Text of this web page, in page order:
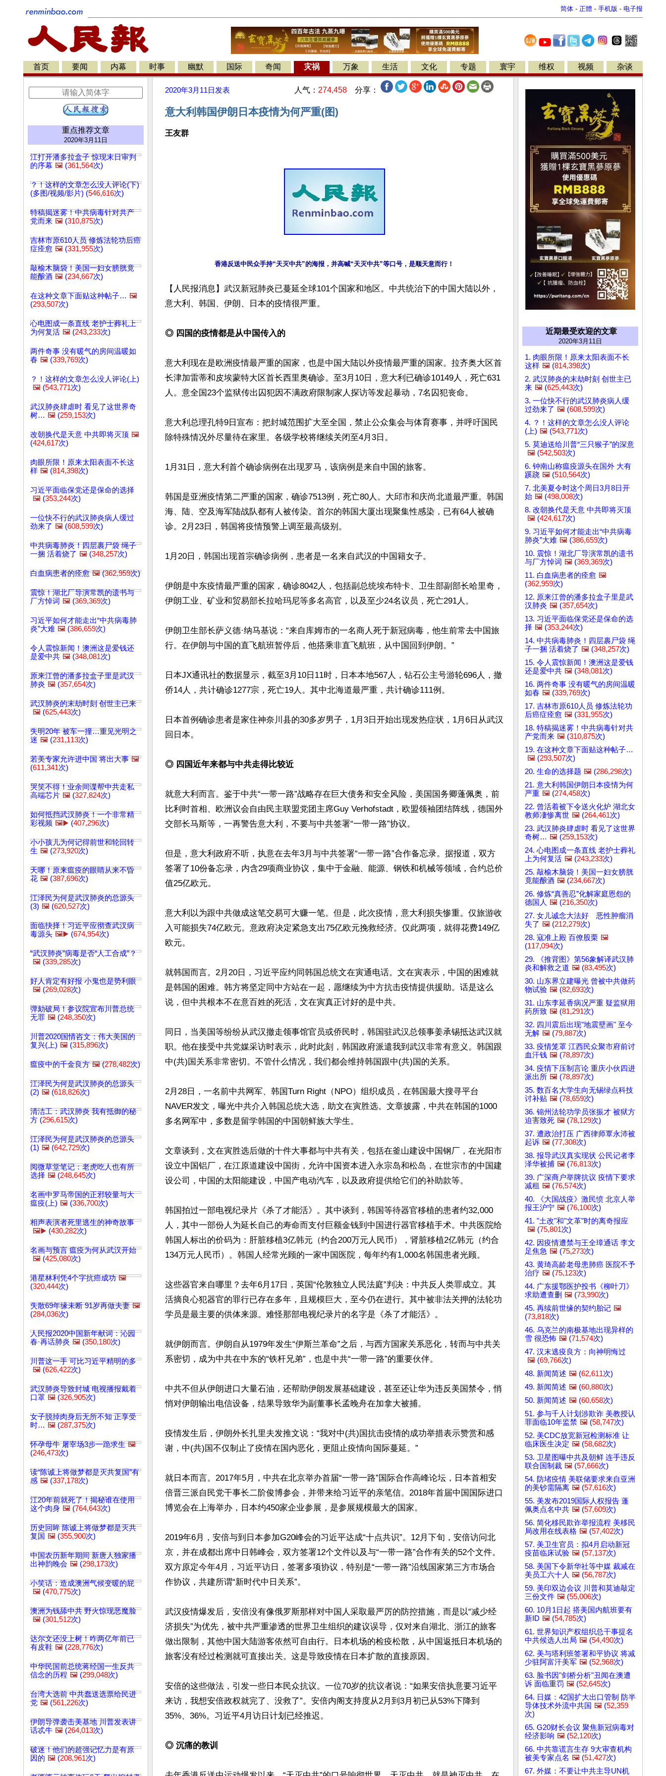
简体 - 正體 - 手机版 - 电子报
首页 要闻 内幕 时事 幽默 国际 奇闻 灾祸 万象 生活 文化 专题 寰宇 维权 视频 杂谈
重点推荐文章
2020年3月11日
江打开潘多拉盒子 惊现末日审判
的序幕 🖼️ (361,564次)
？！这样的文章怎么没人评论(下)
(多图/视频/影片) (546,616次)
特稿揭迷雾！中共病毒针对共产
党而来 🖼️ (310,875次)
吉林市原610人员 修炼法轮功后癌
症痊愈 🖼️ (331,955次)
敲榆木脑袋！美国一妇女膀胱竟
能酿酒 🖼️ (234,667次)
在这种文章下面贴这种帖子… 🖼️
(293,507次)
心电图成一条直线 老护士葬礼上
为何复活 🖼️ (243,233次)
两件奇事 没有暖气的房间温暖如
春 🖼️ (339,769次)
？！这样的文章怎么没人评论(上)
🖼️ (543,771次)
武汉肺炎肆虐时 看见了这世界奇
树… 🖼️ (259,153次)
改朝换代是天意 中共即将灭顶 🖼️
(424,617次)
肉眼所限！原来太阳表面不长这
样 🖼️ (814,398次)
习近平面临保党还是保命的选择
🖼️ (353,244次)
一位快不行的武汉肺炎病人缓过
劲来了 🖼️ (608,599次)
中共病毒肺炎！四层裹尸袋 绳子
一捆 活着烧了 🖼️ (348,257次)
白血病患者的痊愈 🖼️(362,959次)
震惊！湖北厂导演常凯的遗书与
厂方悼词 🖼️ (369,369次)
习近平如何才能走出“中共病毒肺
炎”大难 🖼️ (386,659次)
令人震惊新闻！澳洲这是爱钱还
是爱中共 🖼️ (348,081次)
原来江曾的潘多拉盒子里是武汉
肺炎 🖼️ (357,654次)
武汉肺炎的末劫时刻 创世主已来
🖼️ (625,443次)
失明20年 被车一撞…重见光明之
迷 🖼️ (231,113次)
若美专家允许进中国 将出大事 🖼️
(611,341次)
哭笑不得！业余间谍帮中共走私
高端芯片 🖼️ (327,824次)
如何抵挡武汉肺炎！一个非常精
彩视频 🖼️▶️ (407,296次)
小小孩儿为何记得前世和轮回转
生 🖼️ (273,920次)
天哪！原来瘟疫的眼睛从来不昏
花 🖼️ (387,696次)
江泽民为何是武汉肺炎的总源头
(3) 🖼️ (620,527次)
面临抉择！习近平应彻查武汉病
毒源头 🖼️▶️ (674,954次)
“武汉肺炎”病毒是否“人工合成”？
🖼️ (339,285次)
好人肯定有好报 小鬼也是势利眼
🖼️ (269,028次)
弹劾破局！参议院宣布川普总统
无罪 🖼️ (248,350次)
川普2020国情咨文：伟大美国的
复兴(上) 🖼️ (315,896次)
瘟疫中的千金良方 🖼️(278,482次)
江泽民为何是武汉肺炎的总源头
(2) 🖼️ (618,826次)
清洁工：武汉肺炎 我有抵御的秘
方 (296,615次)
江泽民为何是武汉肺炎的总源头
(1) 🖼️ (642,729次)
阅微草堂笔记：老虎吃人也有所
选择 🖼️ (248,645次)
名画中罗马帝国的正邪较量与大
瘟疫(上) 🖼️ (336,700次)
相声表演者死里逃生的神奇故事
🖼️▶️ (430,282次)
名画与预言 瘟疫为何从武汉开始
🖼️ (425,080次)
港星林利凭4个字抗癌成功 🖼️
(320,444次)
失散69年缘未断 91岁再做夫妻 🖼️
(284,036次)
人民报2020中国新年献词：沁园
春·再话肺炎 🖼️ (350,180次)
川普这一手 可比习近平精明的多
🖼️ (626,422次)
武汉肺炎导致封城 电视播报戴着
口罩 🖼️ (326,905次)
女子脱掉肉身后无所不知 正享受
时… 🖼️ (287,375次)
怀孕母牛 屠宰场3步一跪求生 🖼️
(246,473次)
读“陈诚上将做梦都是灭共复国”有
感 🖼️ (337,178次)
江20年前就死了！揭秘谁在使用
这个肉身 🖼️ (764,643次)
历史回眸 陈诚上将做梦都是灭共
复国 🖼️ (355,900次)
中国农历新年期间 新唐人独家播
出神韵晚会 🖼️ (298,173次)
小笑话：造成澳洲气候变暖的屁
🖼️ (470,775次)
澳洲为钱舔中共 野火惊现恶魔脸
🖼️ (301,512次)
达尔文还没上树！咋两亿年前已
有皮鞋 🖼️ (228,776次)
中华民国前总统蒋经国一生反共
信念的历程 🖼️ (299,048次)
台湾大选前 中共蠢送选票给民进
党 🖼️ (561,226次)
伊朗导弹袭击美基地 川普发表讲
话忒牛 🖼️ (264,013次)
破迷！他们的超强记忆力是有原
因的 🖼️ (208,961次)
2020年3月11日 发表 人气： 274,458 分享：
意大利韩国伊朗日本疫情为何严重(图)
王友群
香港反送中民众手持“天灭中共”的海报，并高喊“天灭中共”等口号，是顺天意而行！
【人民报消息】武汉新冠肺炎已蔓延全球101个国家和地区。中共统治下的中国大陆以外，
意大利、韩国、伊朗、日本的疫情很严重。
◎ 四国的疫情都是从中国传入的
意大利现在是欧洲疫情最严重的国家，也是中国大陆以外疫情最严重的国家。拉齐奥大区首
长津加雷蒂和皮埃蒙特大区首长西里奥确诊。至3月10日，意大利已确诊10149人，死亡631
人。意全国23个监狱传出囚犯因不满政府限制家人探访等发起暴动，7名囚犯丧命。
意大利总理孔特9日宣布：把封城范围扩大至全国，禁止公众集会与体育赛事，并呼吁国民
除特殊情况外尽量待在家里。各级学校将继续关闭至4月3日。
1月31日，意大利首个确诊病例在出现罗马，该病例是来自中国的旅客。
韩国是亚洲疫情第二严重的国家，确诊7513例，死亡80人。大邱市和庆尚北道最严重。韩国
海、陆、空及海军陆战队都有人被传染。首尔的韩国大厦出现聚集性感染，已有64人被确
诊。2月23日，韩国将疫情预警上调至最高级别。
1月20日，韩国出现首宗确诊病例，患者是一名来自武汉的中国籍女子。
伊朗是中东疫情最严重的国家，确诊8042人，包括副总统埃布特卡、卫生部副部长哈里奇，
伊朗工业、矿业和贸易部长拉哈玛尼等多名高官，以及至少24名议员，死亡291人。
伊朗卫生部长萨义德·纳马基说：“来自库姆市的一名商人死于新冠病毒，他生前常去中国旅
行。在伊朗与中国的直飞航班暂停后，他搭乘非直飞航班，从中国回到伊朗。”
日本JX通讯社的数据显示，截至3月10日11时，日本本地567人，钻石公主号游轮696人，撤
侨14人，共计确诊1277宗，死亡19人。其中北海道最严重，共计确诊111例。
日本首例确诊患者是家住神奈川县的30多岁男子，1月3日开始出现发热症状，1月6日从武汉
回日本。
◎ 四国近年来都与中共走得比较近
就意大利而言。鉴于中共“一带一路”战略存在巨大债务和安全风险，美国国务卿蓬佩奥，前
比利时首相、欧洲议会自由民主联盟党团主席Guy Verhofstadt，欧盟领袖团结阵线，德国外
交部长马斯等，一再警告意大利，不要与中共签署“一带一路”协议。
但是，意大利政府不听，执意在去年3月与中共签署“一带一路”合作备忘录。据报道，双方
签署了10份备忘录，内含29项商业协议，集中于金融、能源、钢铁和机械等领域，合约总价
值25亿欧元。
意大利以为跟中共做成这笔交易可大赚一笔。但是，此次疫情，意大利损失惨重。仅旅游收
入可能损失74亿欧元。意政府决定紧急支出75亿欧元挽救经济。仅此两项，就得花费149亿
欧元。
就韩国而言。2月20日，习近平应约同韩国总统文在寅通电话。文在寅表示，中国的困难就
是韩国的困难。韩方将坚定同中方站在一起，愿继续为中方抗击疫情提供援助。话是这么
说，但中共根本不在意百姓的死活，文在寅真正讨好的是中共。
同日，当美国等纷纷从武汉撤走领事馆官员或侨民时，韩国驻武汉总领事姜承锡抵达武汉就
职。他在接受中共党媒采访时表示，此时此刻，韩国政府派遣我到武汉非常有意义。韩国跟
中(共)国关系非常密切。不管什么情况，我们都会维持韩国跟中(共)国的关系。
2月28日，一名前中共网军、韩国Turn Right（NPO）组织成员，在韩国最大搜寻平台
NAVER发文，曝光中共介入韩国总统大选，助文在寅胜选。文章披露，中共在韩国的1000
多名网军中，多数是留学韩国的中国朝鲜族大学生。
文章谈到，文在寅胜选后做的十件大事都与中共有关，包括在釜山建设中国钢厂，在光阳市
设立中国铝厂，在江原道建设中国街，允许中国资本进入永宗岛和松岛，在世宗市的中国建
设公司，中国的太阳能建设，中国产电动汽车，以及政府提供给它们的补助款等。
韩国拍过一部电视纪录片《杀了才能活》。其中谈到，韩国等待器官移植的患者约32,000
人，其中一部份人为延长自己的寿命而支付巨额金钱到中国进行器官移植手术。中共医院给
韩国人标出的价码为：肝脏移植3亿韩元（约合200万元人民币），肾脏移植2亿韩元（约合
134万元人民币）。韩国人经常光顾的一家中国医院，每年约有1,000名韩国患者光顾。
这些器官来自哪里？去年6月17日，英国“伦敦独立人民法庭”判决：中共反人类罪成立。其
活摘良心犯器官的罪行已存在多年，且规模巨大，至今仍在进行。其中被非法关押的法轮功
学员是最主要的供体来源。难怪那部电视纪录片的名字是《杀了才能活》。
就伊朗而言。伊朗自从1979年发生“伊斯兰革命”之后，与西方国家关系恶化，转而与中共关
系密切，成为中共在中东的“铁杆兄弟”，也是中共“一带一路”的重要伙伴。
中共不但从伊朗进口大量石油，还帮助伊朗发展基础建设，甚至还让华为违反美国禁令，悄
悄对伊朗输出电信设备，结果导致华为副董事长孟晚舟在加拿大被捕。
疫情发生后，伊朗外长扎里夫发推文说：“我对中(共)国抗击疫情的成功举措表示赞赏和感
谢，中(共)国不仅制止了疫情在国内恶化，更阻止疫情向国际蔓延。”
就日本而言。2017年5月，中共在北京举办首届“一带一路”国际合作高峰论坛，日本首相安
倍晋三派自民党干事长二阶俊博参会，并带来给习近平的亲笔信。2018年首届中国国际进口
博览会在上海举办，日本约450家企业参展，是参展规模最大的国家。
2019年6月，安倍与到日本参加G20峰会的习近平达成“十点共识”。12月下旬，安倍访问北
京，并在成都出席中日韩峰会，双方签署12个文件以及与“一带一路”合作有关的52个文件。
双方原定今年4月，习近平访日，签署多项协议，特别是“一带一路”沿线国家第三方市场合
作协议，共建所谓“新时代中日关系”。
武汉疫情爆发后，安倍没有像俄罗斯那样对中国人采取最严厉的防控措施，而是以“减少经
济损失”为优先，被中共严重渗透的世界卫生组织的建议误导，仅对来自湖北、浙江的旅客
做出限制，其他中国大陆游客依然可自由行。日本机场的检疫松散，从中国返抵日本机场的
旅客没有经过检测就可直接出关。这是导致疫情在日本扩散的直接原因。
安倍的这些做法，引发一些日本民众抗议。一位70岁的抗议者说：“如果安倍执意要习近平
来访，我想安倍政权就完了、没救了”。安倍内阁支持度从2月到3月初已从53%下降到
35%、36%。习近平4月访日计划已经推迟。
◎ 沉痛的教训
近期最受欢迎的文章
2020年3月11日
1. 肉眼所限！原来太阳表面不长
这样 🖼️ (814,398次)
2. 武汉肺炎的末劫时刻 创世主已
来 🖼️ (625,443次)
3. 一位快不行的武汉肺炎病人缓
过劲来了 🖼️ (608,599次)
4. ？！这样的文章怎么没人评论
(上) 🖼️ (543,771次)
5. 莫迪送给川普“三只猴子”的深意
🖼️ (542,503次)
6. 钟南山称瘟疫源头在国外 大有
蹊跷 🖼️ (510,564次)
7. 北美夏令时这个周日3月8日开
始 🖼️ (498,008次)
8. 改朝换代是天意 中共即将灭顶
🖼️ (424,617次)
9. 习近平如何才能走出“中共病毒
肺炎”大难 🖼️ (386,659次)
10. 震惊！湖北厂导演常凯的遗书
与厂方悼词 🖼️ (369,369次)
11. 白血病患者的痊愈 🖼️
(362,959次)
12. 原来江曾的潘多拉盒子里是武
汉肺炎 🖼️ (357,654次)
13. 习近平面临保党还是保命的选
择 🖼️ (353,244次)
14. 中共病毒肺炎！四层裹尸袋 绳
子一捆 活着烧了 🖼️ (348,257次)
15. 令人震惊新闻！澳洲这是爱钱
还是爱中共 🖼️ (348,081次)
16. 两件奇事 没有暖气的房间温暖
如春 🖼️ (339,769次)
17. 吉林市原610人员 修炼法轮功
后癌症痊愈 🖼️ (331,955次)
18. 特稿揭迷雾！中共病毒针对共
产党而来 🖼️ (310,875次)
19. 在这种文章下面贴这种帖子…
🖼️ (293,507次)
20. 生命的选择题 🖼️ (286,298次)
21. 意大利韩国伊朗日本疫情为何
严重 🖼️ (274,458次)
22. 曾活着被下令送火化炉 湖北女
教师凄惨离世 🖼️ (264,461次)
23. 武汉肺炎肆虐时 看见了这世界
奇树… 🖼️ (259,153次)
24. 心电图成一条直线 老护士葬礼
上为何复活 🖼️ (243,233次)
25. 敲榆木脑袋！美国一妇女膀胱
竟能酿酒 🖼️ (234,667次)
26. 修炼“真善忍”化解家庭恩怨的
德国人 🖼️ (216,350次)
27. 女儿诚念大法好 恶性肿瘤消
失了 🖼️ (212,279次)
28. 寇准上殿 百僚股栗 🖼️
(117,094次)
29. 《推背图》第56象解译武汉肺
炎和解救之道 🖼️ (83,495次)
30. 山东界立建曝光 曾被中共做药
物试验 🖼️ (82,693次)
31. 山东李延香病况严重 疑监狱用
药所致 🖼️ (81,291次)
32. 四川震后出现"地震壁画" 至今
无解 🖼️ (79,887次)
33. 疫情笼罩 江西民众聚市府前讨
血汗钱 🖼️ (78,897次)
34. 疫情下压制言论 重庆小伙四进
派出所 🖼️ (78,897次)
35. 数百名大学生向无锡绿点科技
讨补贴 🖼️ (78,659次)
36. 锦州法轮功学员张振才 被狱方
迫害致死 🖼️ (78,129次)
37. 遭政治打压 广西律师覃永沛被
起诉 🖼️ (77,308次)
38. 报导武汉真实现状 公民记者李
泽华被捕 🖼️ (76,813次)
39. 广深商户举牌抗议 疫情下要求
减租 🖼️ (76,574次)
40. 《大国战疫》激民愤 北京人举
报王沪宁 🖼️ (76,100次)
41. "土改"和"文革"时的离奇报应
🖼️ (75,801次)
42. 因疫情遭禁与王全璋通话 李文
足焦急 🖼️ (75,273次)
43. 黄琦高龄老母患肺癌 医院不予
治疗 🖼️ (75,123次)
44. 广东援鄂医护投书《柳叶刀》
求助遭查删 🖼️ (73,990次)
45. 再续前世缘的契约胎记 🖼️
(73,818次)
46. 乌克兰的南极基地出现异样的
雪 很恐怖 🖼️ (71,574次)
47. 汉末逃疫良方：向神明悔过
🖼️ (69,766次)
48. 新闻简述 🖼️ (62,611次)
49. 新闻简述 🖼️ (60,880次)
50. 新闻简述 🖼️ (60,658次)
51. 参与千人计划涉欺诈 美教授认
罪面临10年监禁 🖼️ (58,747次)
52. 美CDC放宽新冠检测标准 让
临床医生决定 🖼️ (58,682次)
53. 卫星图曝中共及朝鲜 连手违反
联合国制裁 🖼️ (57,666次)
54. 防堵疫情 美联储要求来自亚洲
的美钞需隔离 🖼️ (57,616次)
55. 美发布2019国际人权报告 蓬
佩奥点名中共 🖼️ (57,609次)
56. 简化移民欺诈举报流程 美移民
局改用在线表格 🖼️ (57,402次)
57. 美卫生官员：拟4月启动新冠
疫苗临床试验 🖼️ (57,137次)
58. 美国下令新华社等中媒 裁减在
美员工六十人 🖼️ (56,787次)
59. 美印双边会议 川普和莫迪敲定
三份文件 🖼️ (55,006次)
60. 10月1日起 搭美国内航班要有
新ID 🖼️ (54,785次)
61. 世界知识产权组织总干事提名
中共候选人出局 🖼️ (54,490次)
62. 美与塔利班签署和平协议 将减
少驻阿富汗美军 🖼️ (52,968次)
63. 脸书因"剑桥分析"丑闻在澳遭
诉 面临重罚 🖼️ (52,645次)
64. 日媒：42国扩大出口管制 防半
导体技术外流中共国 🖼️ (52,359
次)
65. G20财长会议 聚焦新冠病毒对
经济影响 🖼️ (52,120次)
66. 中共靠谎言生存 9大审查机构
被美专家点名 🖼️ (51,427次)
67. 外媒：不要让中共主导UN机